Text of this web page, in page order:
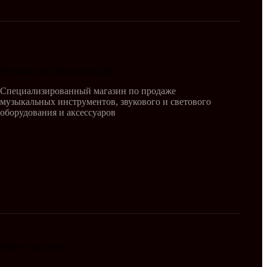
Специализированный магазин по продаже
музыкальных инструментов, звукового и светового
оборудования и аксессуаров